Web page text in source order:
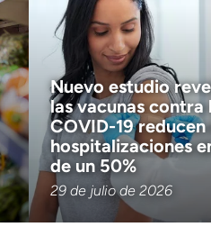
Nuevo estudio
las vacunas contra
COVID-19 reducen
hospitalizaciones
de un 50%
29 de julio de 2026